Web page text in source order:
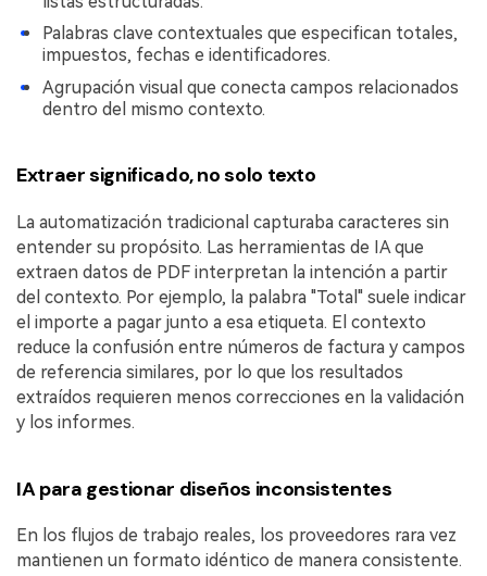
Palabras clave contextuales que especifican totales,
impuestos, fechas e identificadores.
Agrupación visual que conecta campos relacionados
dentro del mismo contexto.
Extraer significado, no solo texto
La automatización tradicional capturaba caracteres sin
entender su propósito. Las herramientas de IA que
extraen datos de PDF interpretan la intención a partir
del contexto. Por ejemplo, la palabra "Total" suele indicar
el importe a pagar junto a esa etiqueta. El contexto
reduce la confusión entre números de factura y campos
de referencia similares, por lo que los resultados
extraídos requieren menos correcciones en la validación
y los informes.
IA para gestionar diseños inconsistentes
En los flujos de trabajo reales, los proveedores rara vez
mantienen un formato idéntico de manera consistente.